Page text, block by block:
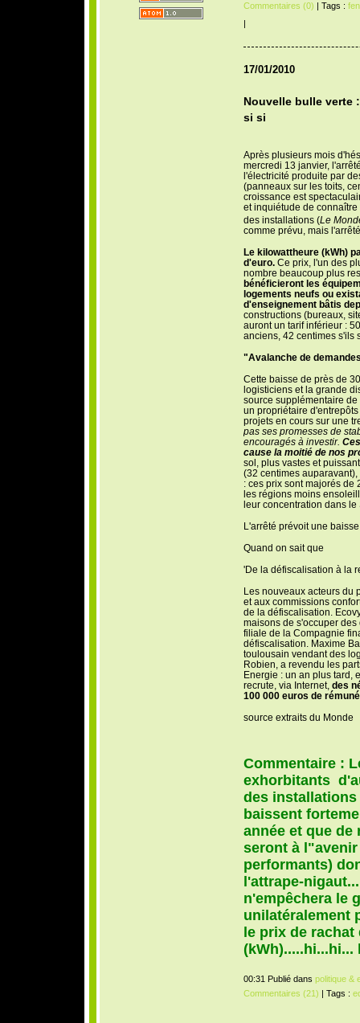
Commentaires (0) | Tags :
17/01/2010
Nouvelle bulle verte
si si
Après plusieurs mois
mercredi 13 janvier,
l'électricité produite par
(panneaux sur les toits,
croissance est
et inquiétude de
des installations (Le
comme prévu, mais
Le kilowattheure (kWh)
d'euro.Ce prix, l'un des
nombre beaucoup plus
bénéficieront les
logements neufs ou
d'enseignement bâtis
constructions (bureaux,
auront un tarif inférieur :
anciens, 42 centimes s'ils
"Avalanche de
Cette baisse de près de
logisticiens et la grande
source supplémentaire
un propriétaire
projets en cours sur une
pas ses promesses de
encouragés à investir.
cause la moitié de nos
sol, plus vastes et
(32 centimes
: ces prix sont majorés de
les régions moins
leur concentration dans le
L'arrêté prévoit une
Quand on sait que
'De la défiscalisation à la
Les nouveaux acteurs
et aux commissions
de la défiscalisation.
maisons de s'occuper
filiale de la Compagnie
défiscalisation. Maxime
toulousain vendant des
Robien, a revendu les
Energie : un an plus tard,
recrute, via Internet, des
100 000 euros de
source extraits du Monde
Commentaire :
exhorbitants
des
baissent
année et que
seront à
performants)
l'attrape-
n'empêchera le
unilatéralement
le prix de rachat
(kWh).....hi...hi...
00:31 Publié dans politique &
Commentaires (21) | Tags :